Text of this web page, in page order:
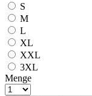
S
M
L
XL
XXL
3XL
Menge